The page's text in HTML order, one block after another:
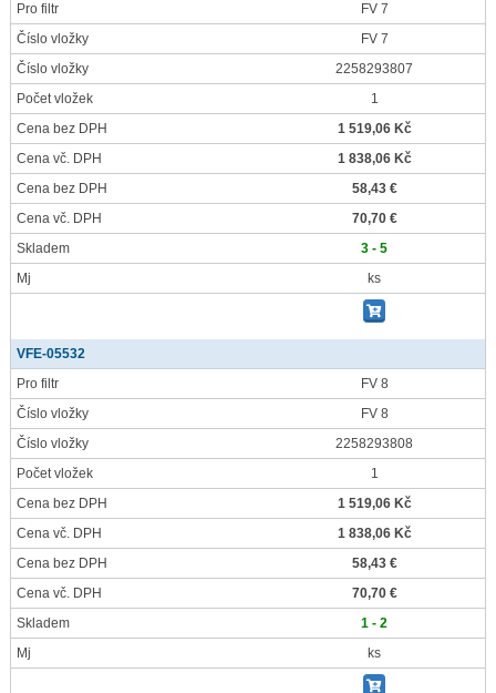
Pro filtr
FV 7
Číslo vložky
FV 7
Číslo vložky
2258293807
Počet vložek
1
Cena bez DPH
1 519,06 Kč
Cena vč. DPH
1 838,06 Kč
Cena bez DPH
58,43 €
Cena vč. DPH
70,70 €
Skladem
3 - 5
Mj
ks
VFE-05532
Pro filtr
FV 8
Číslo vložky
FV 8
Číslo vložky
2258293808
Počet vložek
1
Cena bez DPH
1 519,06 Kč
Cena vč. DPH
1 838,06 Kč
Cena bez DPH
58,43 €
Cena vč. DPH
70,70 €
Skladem
1 - 2
Mj
ks